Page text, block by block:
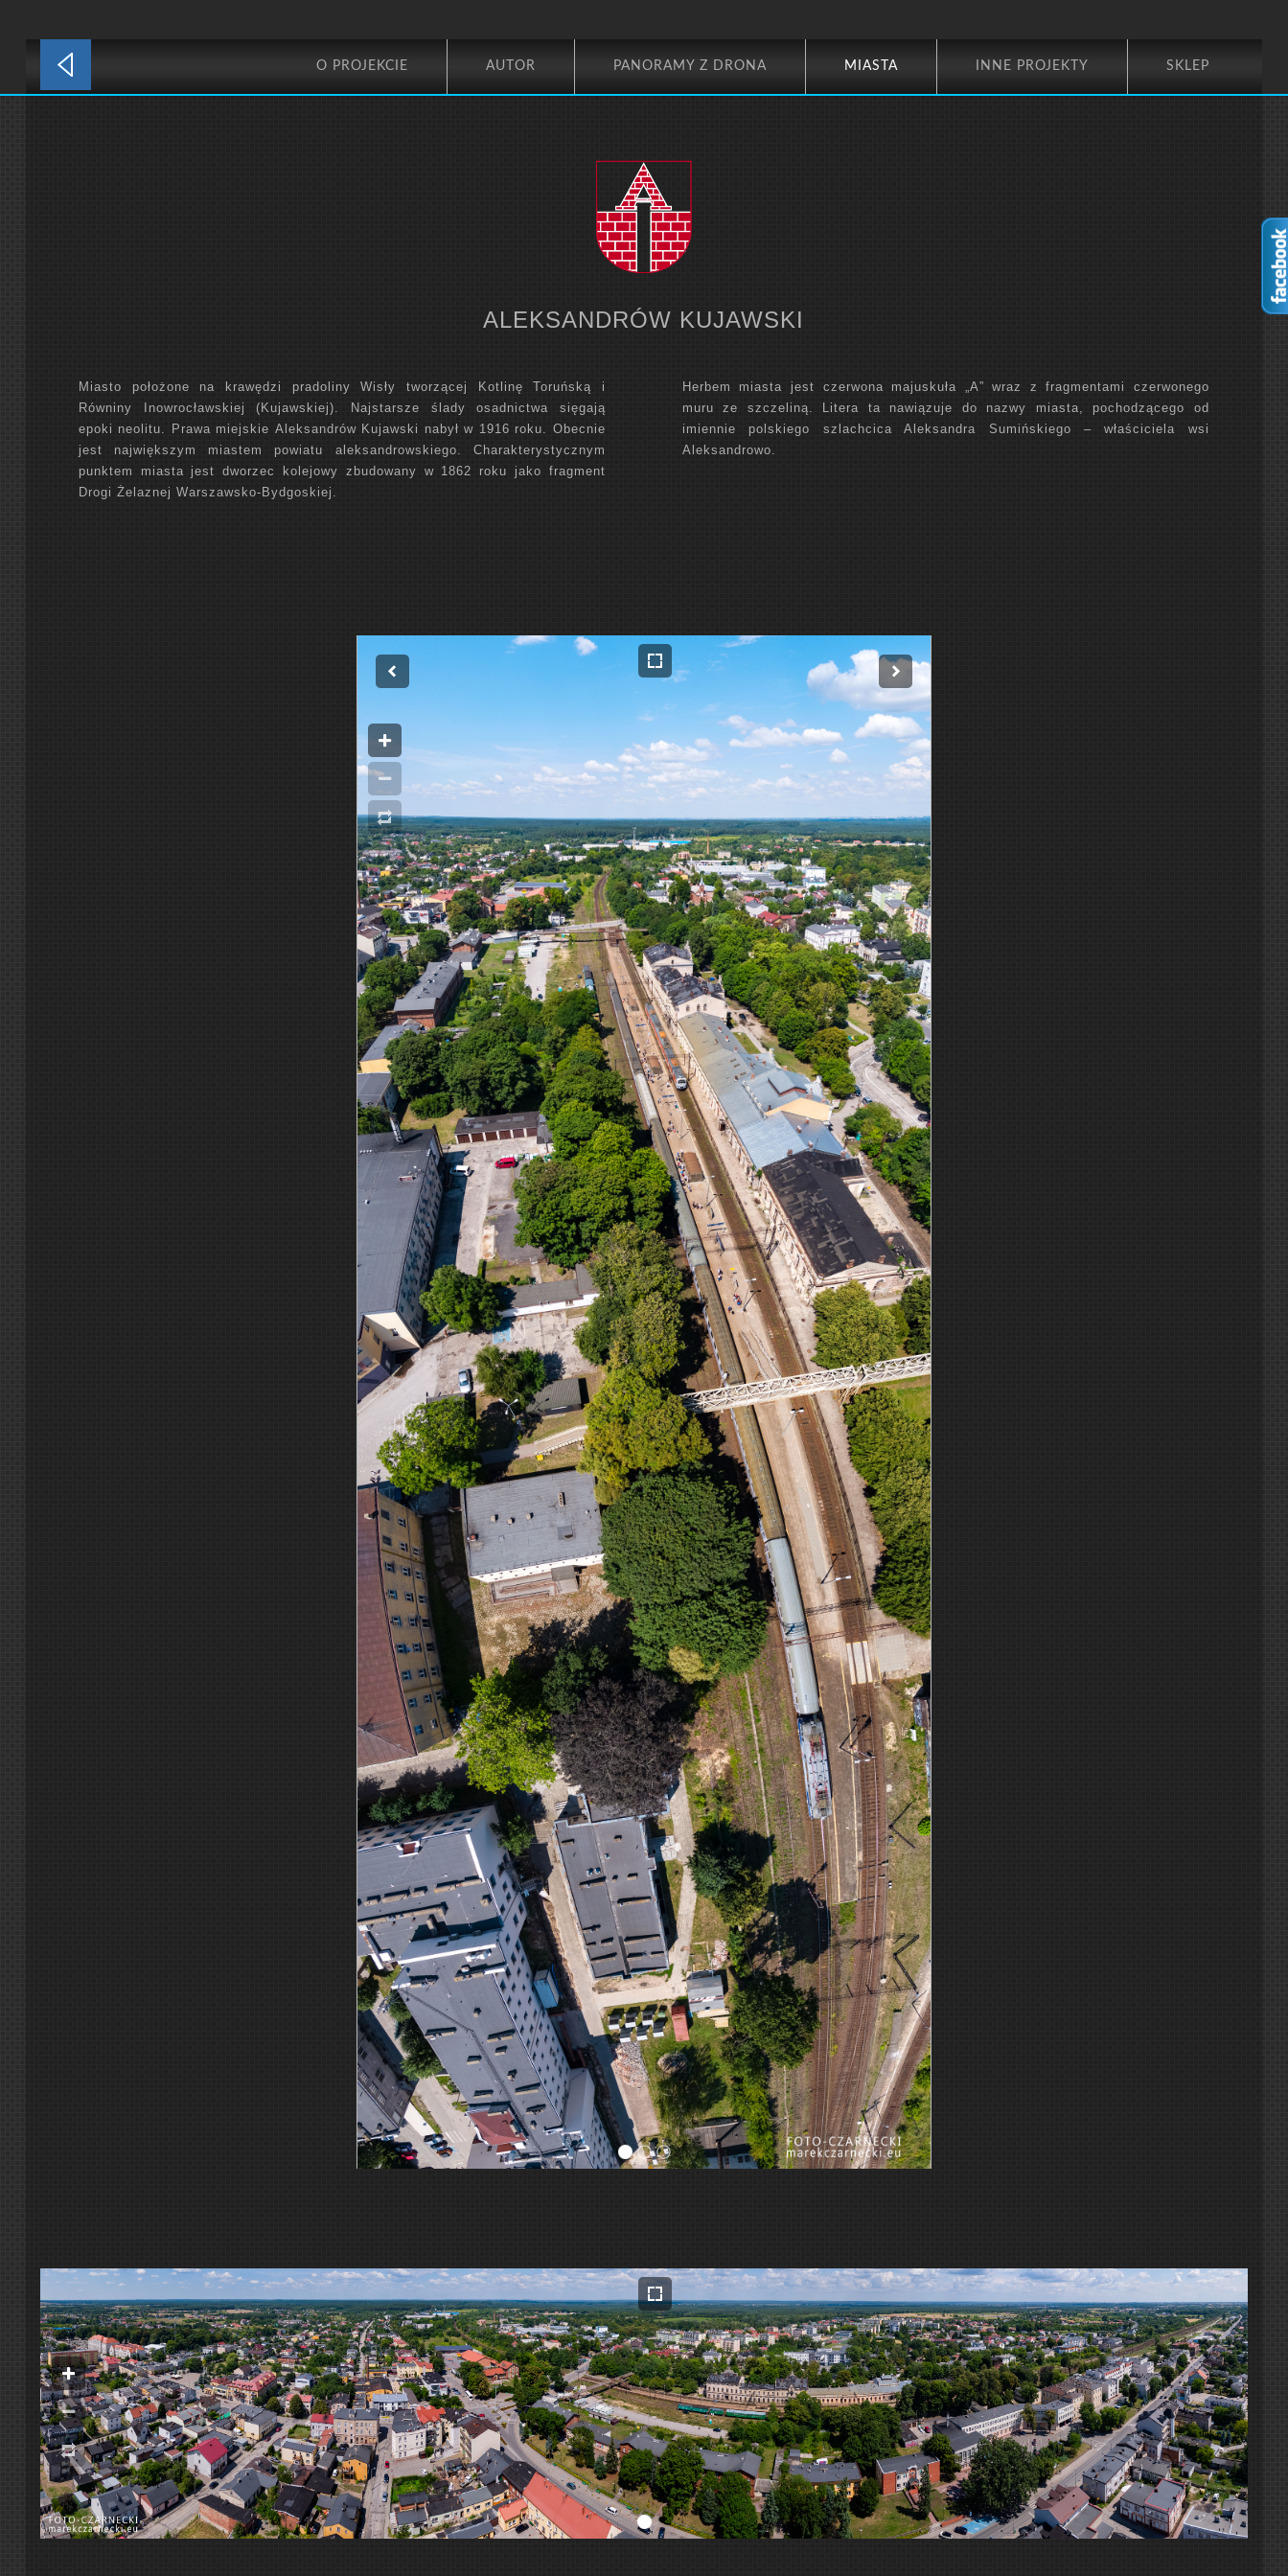
O PROJEKCIE AUTOR PANORAMY Z DRONA MIASTA INNE PROJEKTY SKLEP
ALEKSANDRÓW KUJAWSKI
Miasto położone na krawędzi pradoliny Wisły tworzącej Kotlinę Toruńską i
Równiny Inowrocławskiej (Kujawskiej). Najstarsze ślady osadnictwa sięgają
epoki neolitu. Prawa miejskie Aleksandrów Kujawski nabył w 1916 roku. Obecnie
jest największym miastem powiatu aleksandrowskiego. Charakterystycznym
punktem miasta jest dworzec kolejowy zbudowany w 1862 roku jako fragment
Drogi Żelaznej Warszawsko-Bydgoskiej.
Herbem miasta jest czerwona majuskuła „A” wraz z fragmentami czerwonego
muru ze szczeliną. Litera ta nawiązuje do nazwy miasta, pochodzącego od
imiennie polskiego szlachcica Aleksandra Sumińskiego – właściciela wsi
Aleksandrowo.